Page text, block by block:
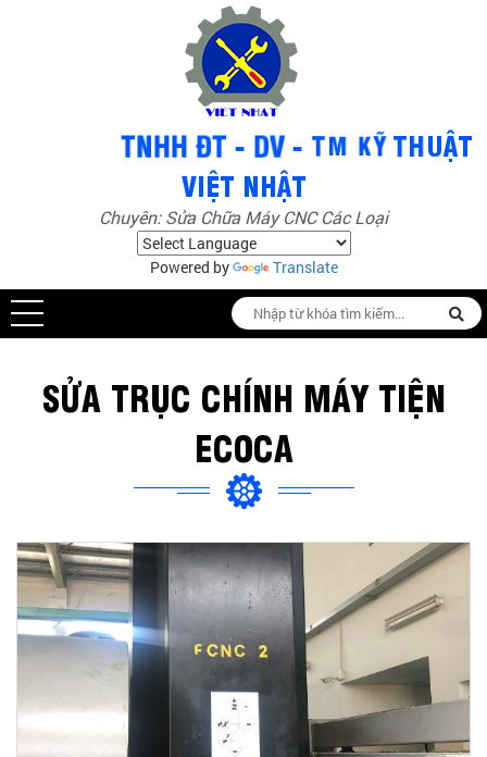
Chuyên: Sửa Chữa Máy CNC Các Loại
Powered by Translate
SỬA TRỤC CHÍNH MÁY TIỆN
ECOCA